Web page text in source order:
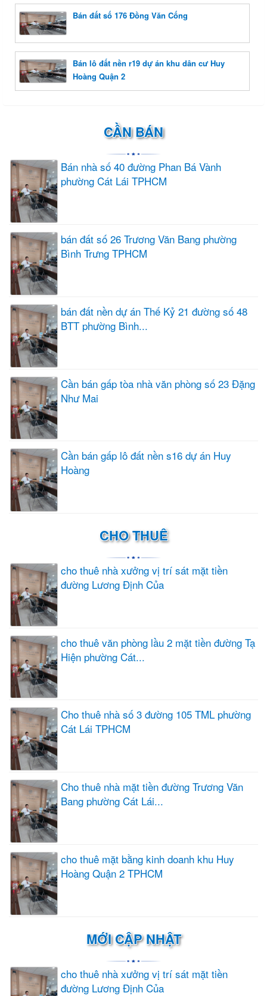
Bán đất số 176 Đồng Văn Cống
Bán lô đất nền r19 dự án khu dân cư Huy
Hoàng Quận 2
CẦN BÁN
Bán nhà số 40 đường Phan Bá Vành
phường Cát Lái TPHCM
bán đất số 26 Trương Văn Bang phường
Bình Trưng TPHCM
bán đất nền dự án Thế Kỷ 21 đường số 48
BTT phường Bình...
Cần bán gấp tòa nhà văn phòng số 23 Đặng
Như Mai
Cần bán gấp lô đất nền s16 dự án Huy
Hoàng
CHO THUÊ
cho thuê nhà xưởng vị trí sát mặt tiền
đường Lương Định Của
cho thuê văn phòng lầu 2 mặt tiền đường Tạ
Hiện phường Cát...
Cho thuê nhà số 3 đường 105 TML phường
Cát Lái TPHCM
Cho thuê nhà mặt tiền đường Trương Văn
Bang phường Cát Lái...
cho thuê mặt bằng kinh doanh khu Huy
Hoàng Quận 2 TPHCM
MỚI CẬP NHẬT
cho thuê nhà xưởng vị trí sát mặt tiền
đường Lương Định Của